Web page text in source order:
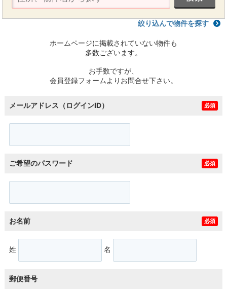
絞り込んで物件を探す
ホームページに掲載されていない物件も
多数ございます。
お手数ですが、
会員登録フォームよりお問合せ下さい。
メールアドレス（ログインID） 必須
ご希望のパスワード 必須
お名前 必須
姓 名
郵便番号